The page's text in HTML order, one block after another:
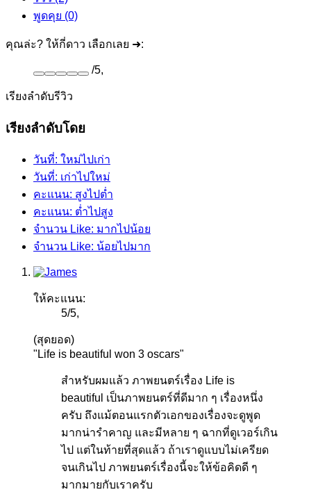
พูดคุย (0)
คุณล่ะ? ให้กี่ดาว เลือกเลย ➜:
/5,
เรียงลำดับรีวิว
เรียงลำดับโดย
วันที่: ใหม่ไปเก่า
วันที่: เก่าไปใหม่
คะแนน: สูงไปต่ำ
คะแนน: ต่ำไปสูง
จำนวน Like: มากไปน้อย
จำนวน Like: น้อยไปมาก
ให้คะแนน:
5/5,
(สุดยอด)
"Life is beautiful won 3 oscars"
สำหรับผมแล้ว ภาพยนตร์เรื่อง Life is
beautiful เป็นภาพยนตร์ที่ดีมาก ๆ เรื่องหนึ่ง
ครับ ถึงแม้ตอนแรกตัวเอกของเรื่องจะดูพูด
มากน่ารำคาญ และมีหลาย ๆ ฉากที่ดูเวอร์เกิน
ไป แต่ในท้ายที่สุดแล้ว ถ้าเราดูแบบไม่เครียด
จนเกินไป ภาพยนตร์เรื่องนี้จะให้ข้อคิดดี ๆ
มากมายกับเราครับ